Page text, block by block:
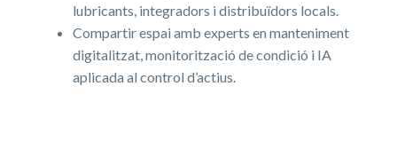
lubricants, integradors i distribuïdors locals.
Compartir espai amb experts en manteniment
digitalitzat, monitorització de condició i IA
aplicada al control d’actius.